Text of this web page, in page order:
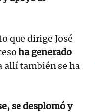
que dirige José
ha generado
allí también se ha
se desplomó y